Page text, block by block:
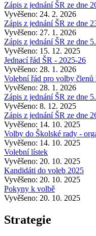
Zápis z jednání ŠR ze dne
Vyvěšeno: 24. 2. 2026
Zápis z jednání ŠR ze dne
Vyvěšeno: 27. 1. 2026
Zápis z jednání ŠR ze dne
Vyvěšeno: 15. 12. 2025
Jednací řád ŠR - 2025-26
Vyvěšeno: 28. 1. 2026
Volební řád pro volby členů
Vyvěšeno: 28. 1. 2026
Zápis z jednání ŠR ze dne
Vyvěšeno: 8. 12. 2025
Zápis z jednání ŠR ze dne
Vyvěšeno: 14. 10. 2025
Volby do Školské rady -
Vyvěšeno: 14. 10. 2025
Volební lístek
Vyvěšeno: 20. 10. 2025
Kandidáti do voleb 2025
Vyvěšeno: 20. 10. 2025
Pokyny k volbě
Vyvěšeno: 20. 10. 2025
Strategie